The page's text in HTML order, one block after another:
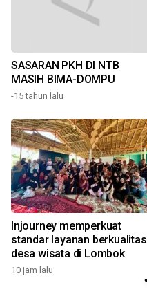
SASARAN PKH DI NTB
MASIH BIMA-DOMPU
-15 tahun lalu
Injourney memperkuat
standar layanan berkualitas
desa wisata di Lombok
10 jam lalu